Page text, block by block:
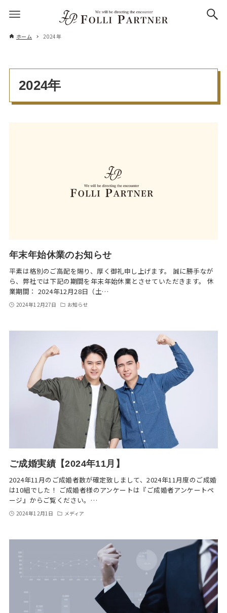
ホーム 2024年
2024年
年末年始休業のお知らせ
平素は格別のご高配を賜り、厚く御礼申し上げます。 誠に勝手なが
ら、弊社では下記の期間を年末年始休業とさせていただきます。 休
業期間： 2024年12月28日（土…
2024年12月27日 お知らせ
ご成婚実績【2024年11月】
2024年11月のご成婚者数が確定致しまして、2024年11月度のご成婚
は10組でした！ ご成婚者様のアンケートは『ご成婚者アンケートペ
ージ』からご覧ください。…
2024年12月1日 メディア